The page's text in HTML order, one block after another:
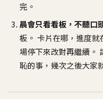
完。
晨會只看看板，不聽口
板。 卡片在哪，進度
場停下來改對再繼續。
恥的事，幾次之後大家